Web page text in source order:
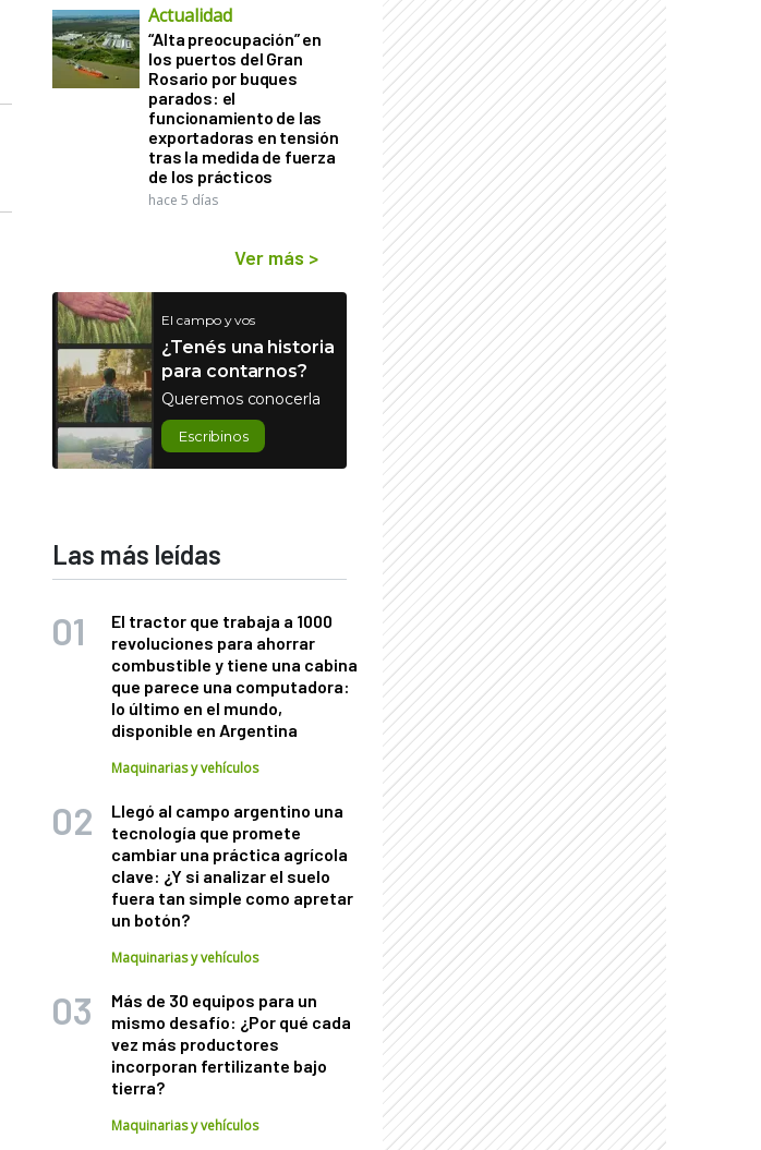
Actualidad
“Alta preocupación” en
los puertos del Gran
Rosario por buques
parados: el
funcionamiento de las
exportadoras en tensión
tras la medida de fuerza
de los prácticos
hace 5 días
Ver más >
El campo y vos
¿Tenés una historia
para contarnos?
Queremos conocerla
Escribinos
Las más leídas
El tractor que trabaja a 1000
revoluciones para ahorrar
combustible y tiene una cabina
que parece una computadora:
lo último en el mundo,
disponible en Argentina
Maquinarias y vehículos
Llegó al campo argentino una
tecnología que promete
cambiar una práctica agrícola
clave: ¿Y si analizar el suelo
fuera tan simple como apretar
un botón?
Maquinarias y vehículos
Más de 30 equipos para un
mismo desafío: ¿Por qué cada
vez más productores
incorporan fertilizante bajo
tierra?
Maquinarias y vehículos